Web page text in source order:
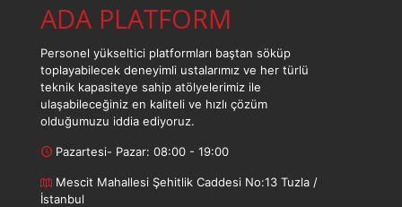
ADA PLATFORM
Personel yükseltici platformları baştan söküp
toplayabilecek deneyimli ustalarımız ve her türlü
teknik kapasiteye sahip atölyelerimiz ile
ulaşabileceğiniz en kaliteli ve hızlı çözüm
olduğumuzu iddia ediyoruz.
Pazartesi- Pazar: 08:00 - 19:00
Mescit Mahallesi Şehitlik Caddesi No:13 Tuzla /
İstanbul